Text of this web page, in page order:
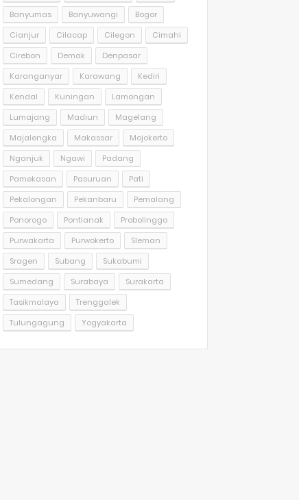
Banyumas
Banyuwangi
Bogor
Cianjur
Cilacap Cilegon
Cimahi
Cirebon
Demak
Denpasar
Karanganyar
Karawang
Kediri
Kendal
Kuningan
Lamongan
Lumajang
Madiun
Magelang
Majalengka
Makassar
Mojokerto
Nganjuk
Ngawi
Padang
Pamekasan
Pasuruan
Pati
Pekalongan
Pekanbaru
Pemalang
Ponorogo
Pontianak
Probolinggo
Purwakarta
Purwokerto
Sleman
Sragen
Subang
Sukabumi
Sumedang
Surabaya
Surakarta
Tasikmalaya
Trenggalek
Tulungagung
Yogyakarta